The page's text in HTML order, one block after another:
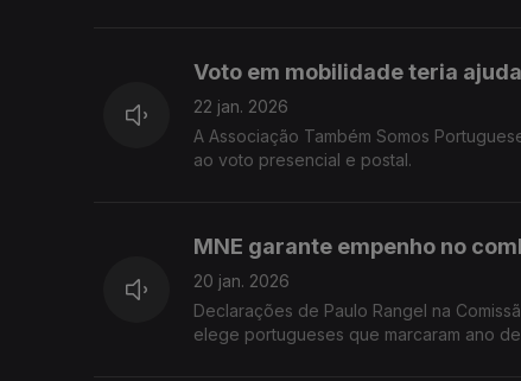
Voto em mobilidade teria
22 jan. 2026
A Associação Também Somos
ao voto presencial e postal.
MNE garante empenho no
20 jan. 2026
Declarações de Paulo Rangel na
elege portugueses que marcaram ano